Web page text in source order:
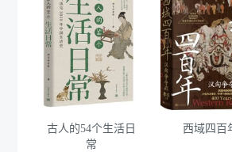
古人的54个生活日
常
西域四百